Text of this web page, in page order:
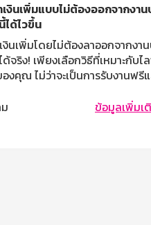
เงินเพิ่มแบบไม่ต้องออกจากงาน
ด้ไวขึ้น
งินเพิ่มโดยไม่ต้องลาออกจากงาน
ด้จริง! เพียงเลือกวิธีที่เหมาะกับไ
งคุณ ไม่ว่าจะเป็นการรับงานฟรี
าทรัพย์สิน ทุกทางเลือกสามารถ
ข้อมูลเพิ่มเ